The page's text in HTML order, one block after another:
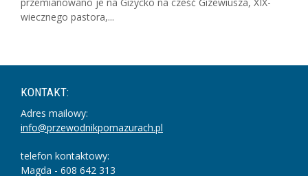
przemianowano je na Giżycko na cześć Gizewiusza, XIX-
wiecznego pastora,...
KONTAKT:
Adres mailowy:
info@przewodnikpomazurach.pl
telefon kontaktowy:
Magda - 608 642 313